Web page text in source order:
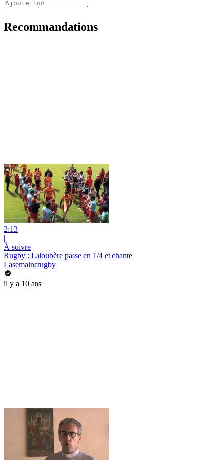
Recommandations
2:13
|
À suivre
Rugby : Laloubère passe en 1/4 et chante
Lasemainerugby
il y a 10 ans